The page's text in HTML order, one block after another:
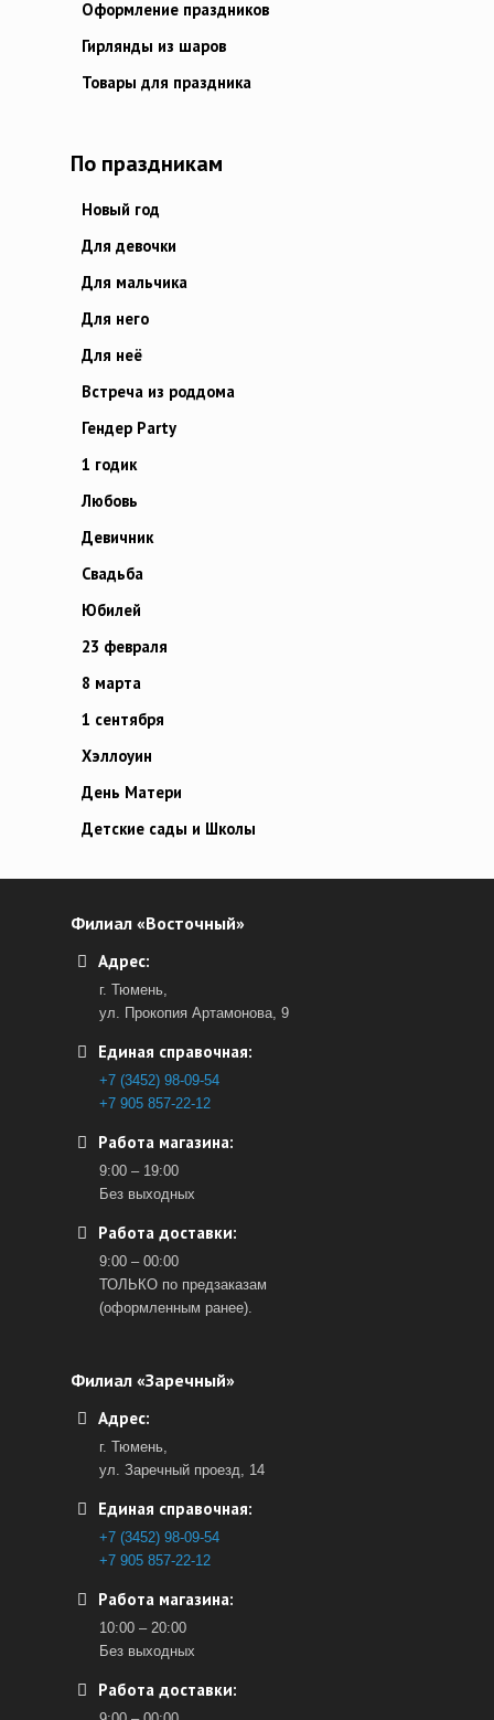
Оформление праздников
Гирлянды из шаров
Товары для праздника
По праздникам
Новый год
Для девочки
Для мальчика
Для него
Для неё
Встреча из роддома
Гендер Party
1 годик
Любовь
Девичник
Свадьба
Юбилей
23 февраля
8 марта
1 сентября
Хэллоуин
День Матери
Детские сады и Школы
Филиал «Восточный»
Адрес:
г. Тюмень,
ул. Прокопия Артамонова, 9
Единая справочная:
+7 (3452) 98-09-54
+7 905 857-22-12
Работа магазина:
9:00 – 19:00
Без выходных
Работа доставки:
9:00 – 00:00
ТОЛЬКО по предзаказам
(оформленным ранее).
Филиал «Заречный»
Адрес:
г. Тюмень,
ул. Заречный проезд, 14
Единая справочная:
+7 (3452) 98-09-54
+7 905 857-22-12
Работа магазина:
10:00 – 20:00
Без выходных
Работа доставки: